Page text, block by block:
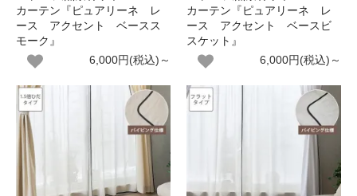
カーテン『ピュアリーネ レ
ース アクセント ベースス
モーク』
6,000円(税込)～
カーテン『ピュアリーネ レ
ース アクセント ベースビ
スケット』
6,000円(税込)～